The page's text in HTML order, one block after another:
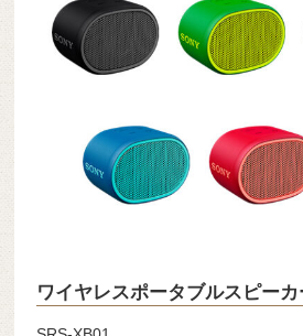
ワイヤレスポータブルスピーカ